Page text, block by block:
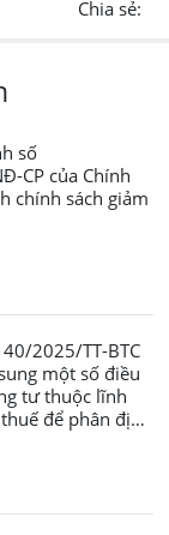
Chia sẻ:
số
CP của Chính
chính sách giảm
2025/TT-BTC
một số điều
tư thuộc lĩnh
để phân định
địa phương